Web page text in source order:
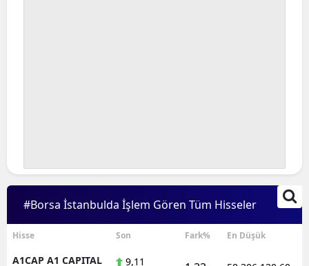
#Borsa İstanbulda İşlem Gören Tüm Hisseler
Hisse Son Fark% En Düşük
A1CAP A1 CAPITAL
9,11